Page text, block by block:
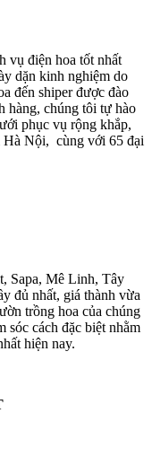
vụ điện hoa tốt nhất
dặn kinh nghiệm do
đến shiper được đào
hàng, chúng tôi tự hào
phục vụ rộng khắp,
Hà Nội, cùng với 65 đại
Sapa, Mê Linh, Tây
đủ nhất, giá thành vừa
trồng hoa của chúng
sóc cách đặc biệt nhằm
hiện nay.